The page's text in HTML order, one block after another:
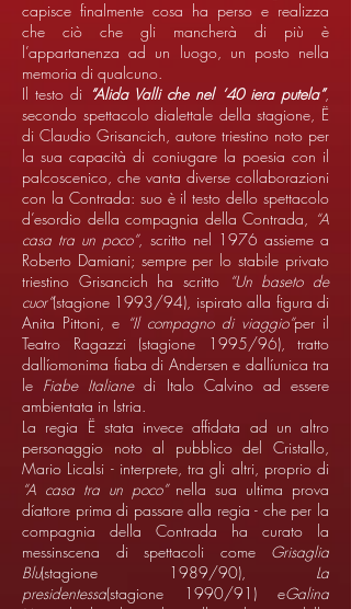
capisce finalmente cosa ha perso e realizza
che ciò che gli mancherà di più è
l’appartanenza ad un luogo, un posto nella
memoria di qualcuno.
Il testo di “Alida Valli che nel ‘40 iera putela”,
secondo spettacolo dialettale della stagione, Ë
di Claudio Grisancich, autore triestino noto per
la sua capacità di coniugare la poesia con il
palcoscenico, che vanta diverse collaborazioni
con la Contrada: suo è il testo dello spettacolo
d’esordio della compagnia della Contrada, “A
casa tra un poco”, scritto nel 1976 assieme a
Roberto Damiani; sempre per lo stabile privato
triestino Grisancich ha scritto
“Un baseto de
cuor”(stagione 1993/94), ispirato alla figura di
Anita Pittoni, e “Il compagno di viaggio”per il
Teatro Ragazzi (stagione 1995/96), tratto
dallíomonima fiaba di Andersen e dallíunica tra
le Fiabe Italianedi Italo Calvino ad essere
ambientata in Istria.
La regia Ë stata invece affidata ad un altro
personaggio noto al pubblico del Cristallo,
Mario Licalsi - interprete, tra gli altri, proprio di
“A casa tra un poco”nella sua ultima prova
díattore prima di passare alla regia - che per la
compagnia della Contrada ha curato la
messinscena di spettacoli come Grisaglia
Blu(stagione 1989/90), La
presidentessa(stagione 1990/91) eGalina